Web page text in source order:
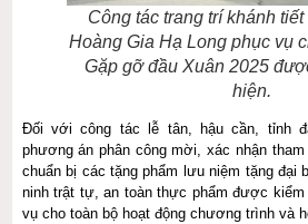
Công tác trang trí khánh
Hoàng Gia Hạ Long phục vụ
Gặp gỡ đầu Xuân 2025
hiện.
Đối với công tác lễ tân, hậu cần, tỉnh
phương án phân công mời, xác nhận
chuẩn bị các tặng phẩm lưu niệm tặng đại
ninh trật tự, an toàn thực phẩm được kiểm
vụ cho toàn bộ hoạt động chương trình và